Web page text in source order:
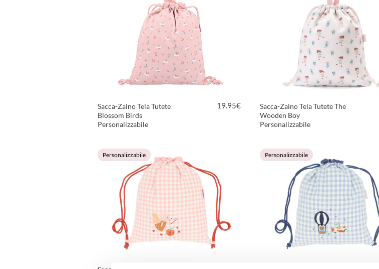
Sacca-Zaino Tela Tutete
Blossom Birds
Personalizzabile
19.95€
Sacca-Zaino Tela Tutete The
Wooden Boy
Personalizzabile
Personalizzabile Personalizzabile